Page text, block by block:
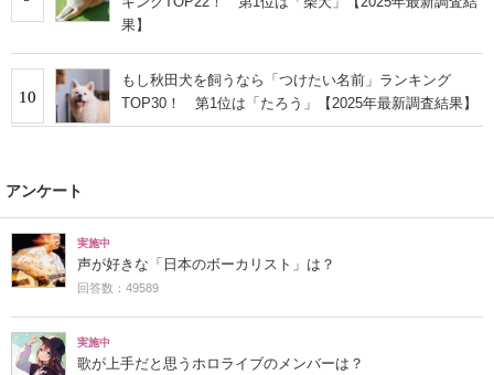
果】
10
もし秋田犬を飼うなら「つけたい名前」ランキング
TOP30！ 第1位は「たろう」【2025年最新調査結果】
アンケート
実施中
声が好きな「日本のボーカリスト」は？
回答数：49589
実施中
歌が上手だと思うホロライブのメンバーは？